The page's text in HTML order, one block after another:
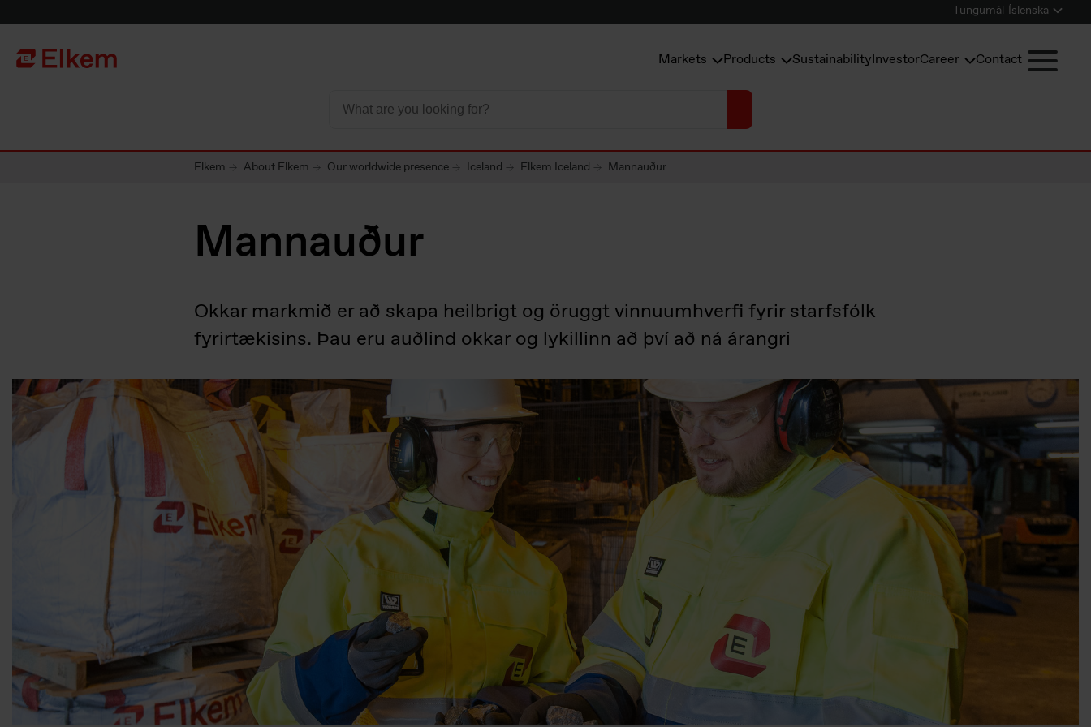
Tungumál Íslenska
To start page Markets Products SustainabilityInvestorCareer Contact
Elkem About Elkem Our worldwide presence Iceland Elkem Iceland Mannauður
Mannauður
Okkar markmið er að skapa heilbrigt og öruggt vinnuumhverfi fyrir starfsfólk
fyrirtækisins. Þau eru auðlind okkar og lykillinn að því að ná árangri